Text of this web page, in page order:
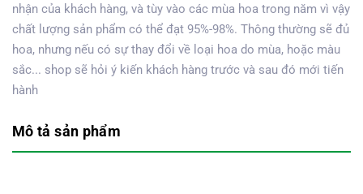
nhận của khách hàng, và tùy vào các mùa hoa trong năm vì vậy
chất lượng sản phẩm có thể đạt 95%-98%. Thông thường sẽ đủ
hoa, nhưng nếu có sự thay đổi về loại hoa do mùa, hoặc màu
sắc... shop sẽ hỏi ý kiến khách hàng trước và sau đó mới tiến
hành
Mô tả sản phẩm